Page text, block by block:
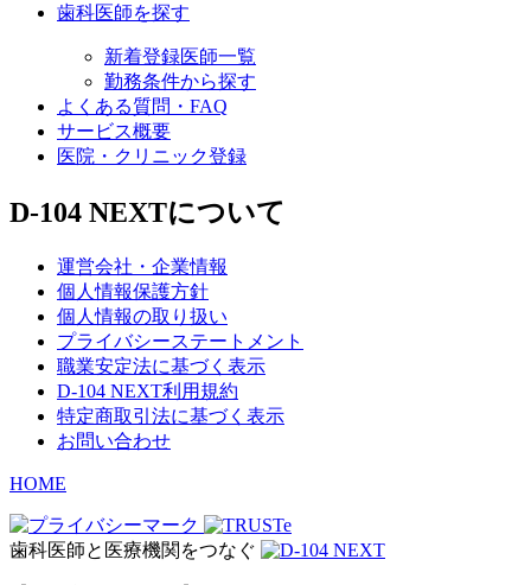
歯科医師を探す
新着登録医師一覧
勤務条件から探す
よくある質問・FAQ
サービス概要
医院・クリニック登録
D-104 NEXTについて
運営会社・企業情報
個人情報保護方針
個人情報の取り扱い
プライバシーステートメント
職業安定法に基づく表示
D-104 NEXT利用規約
特定商取引法に基づく表示
お問い合わせ
HOME
歯科医師と医療機関をつなぐ